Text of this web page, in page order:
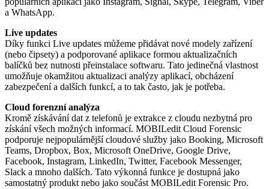
a WhatsApp.
Live updates
Díky funkci Live updates můžeme přidávat nové modely zařízení
(nebo čipsety) a podporované aplikace formou aktualizačních
balíčků bez nutnosti přeinstalace softwaru. Tato jedinečná vlastnost
umožňuje okamžitou aktualizaci analýzy aplikací, obcházení
zabezpečení a dalších funkcí, a to tak často, jak je potřeba.
Cloud forenzní analýza
Kromě získávání dat z telefonů je extrakce z cloudu nezbytná pro
získání všech možných informací. MOBILedit Cloud Forensic
podporuje nejpopulárnější cloudové služby jako Booking, Microsoft
Teams, Dropbox, Box, Microsoft OneDrive, Google Drive,
Facebook, Instagram, LinkedIn, Twitter, Facebook Messenger,
Slack a mnoho dalších. Tato výkonná funkce je dostupná jako
samostatný produkt nebo jako součást MOBILedit Forensic Pro.